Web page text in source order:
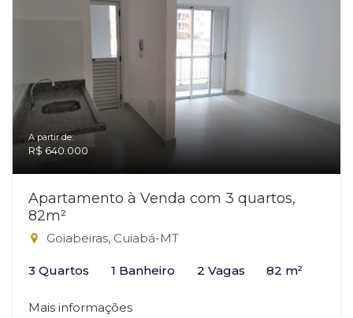
A partir de:
R$ 640.000
Apartamento à Venda com 3 quartos,
82m²
Goiabeiras, Cuiabá-MT
3 Quartos 1 Banheiro 2 Vagas 82 m²
Mais informações